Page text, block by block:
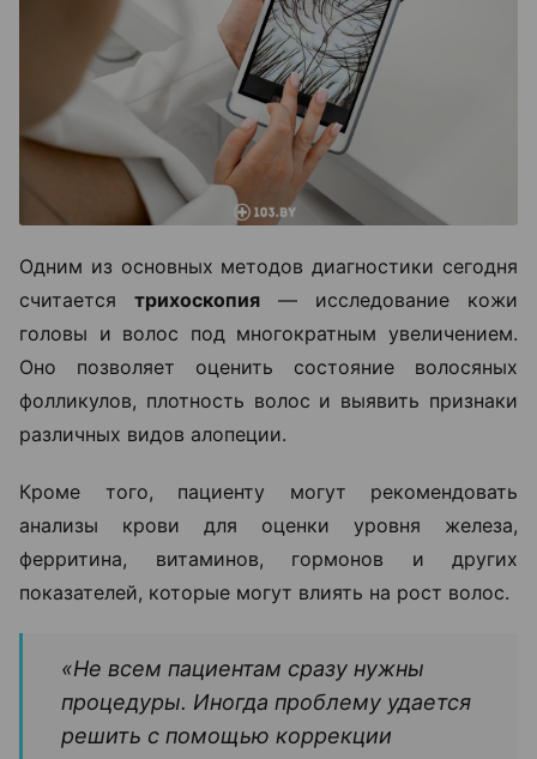
Одним из основных методов диагностики сегодня
считается трихоскопия — исследование кожи
головы и волос под многократным увеличением.
Оно позволяет оценить состояние волосяных
фолликулов, плотность волос и выявить признаки
различных видов алопеции.
Кроме того, пациенту могут рекомендовать
анализы крови для оценки уровня железа,
ферритина, витаминов, гормонов и других
показателей, которые могут влиять на рост волос.
«Не всем пациентам сразу нужны
процедуры. Иногда проблему удается
решить с помощью коррекции